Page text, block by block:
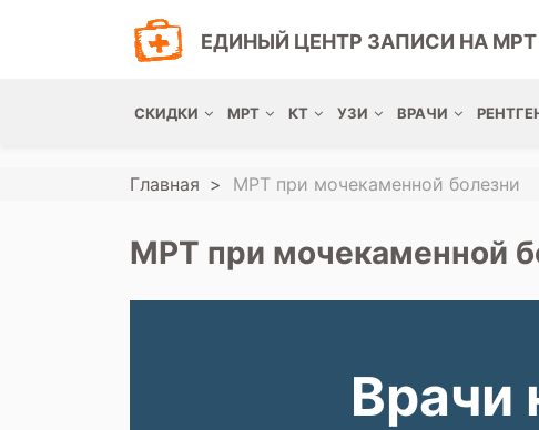
ЕДИНЫЙ ЦЕНТР ЗАПИСИ НА МРТ
СКИДКИ МРТ КТ УЗИ ВРАЧИ
Главная МРТ при мочекаменной болезни
МРТ при мочекаменной
Врачи